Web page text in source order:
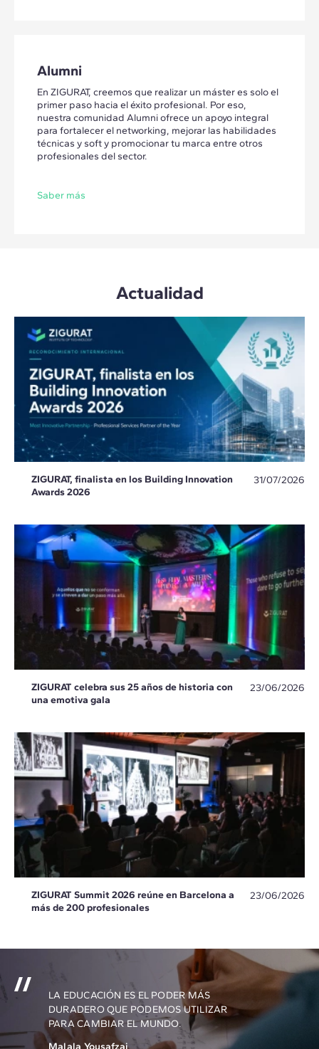
Alumni
En ZIGURAT, creemos que realizar un máster es solo el
primer paso hacia el éxito profesional. Por eso,
nuestra comunidad Alumni ofrece un apoyo integral
para fortalecer el networking, mejorar las habilidades
técnicas y soft y promocionar tu marca entre otros
profesionales del sector.
Saber más
Actualidad
ZIGURAT, finalista en los Building Innovation
Awards 2026
31/07/2026
ZIGURAT celebra sus 25 años de historia con
una emotiva gala
23/06/2026
ZIGURAT Summit 2026 reúne en Barcelona a
más de 200 profesionales
23/06/2026
LA EDUCACIÓN ES EL PODER MÁS
DURADERO QUE PODEMOS UTILIZAR
PARA CAMBIAR EL MUNDO.
Malala Yousafzai